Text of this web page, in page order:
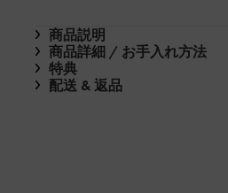
商品説明
商品詳細 / お手入れ方法
特典
配送 & 返品